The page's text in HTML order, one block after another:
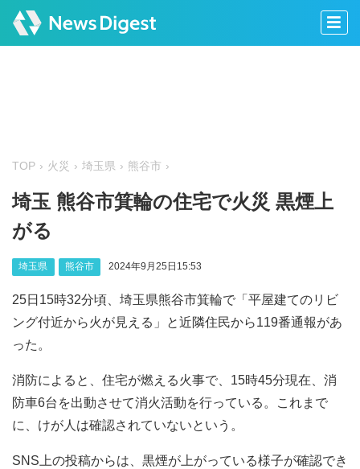
TOP 火災 埼玉県 熊谷市
埼玉 熊谷市箕輪の住宅で火災 黒煙上
がる
埼玉県 熊谷市 2024年9月25日15:53
25日15時32分頃、埼玉県熊谷市箕輪で「平屋建てのリビ
ング付近から火が見える」と近隣住民から119番通報があ
った。
消防によると、住宅が燃える火事で、15時45分現在、消
防車6台を出動させて消火活動を行っている。これまで
に、けが人は確認されていないという。
SNS上の投稿からは、黒煙が上がっている様子が確認でき